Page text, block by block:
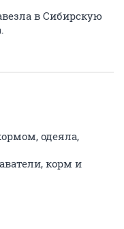
в Сибирскую
одеяла,
корм и